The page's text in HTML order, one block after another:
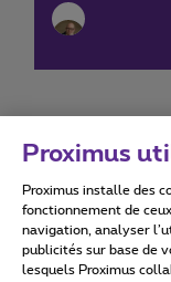
Conditions
Proximus
Proximus installe des
fonctionnement de
navigation, analyser
publicités sur base de
lesquels Proximus